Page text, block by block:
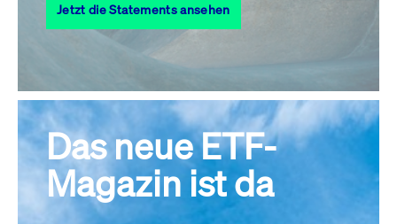
31
Alle Events
Jetzt die Statements ansehen
Das neue ETF-
Magazin ist da